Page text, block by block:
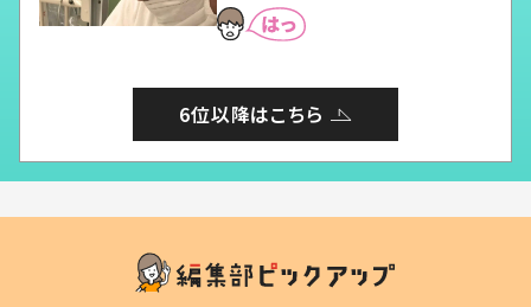
6位以降はこちら